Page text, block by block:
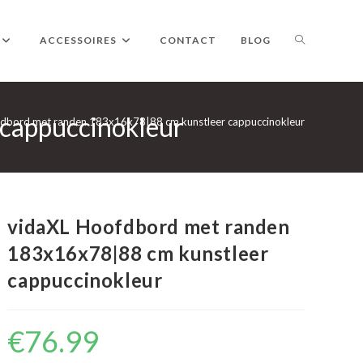
ACCESSOIRES CONTACT BLOG TOGGLE
WEBSITE
met randen 183x16x78|88 cm kunstleer cappuccinokleur
vidaXL Hoofdbord met randen
183x16x78|88 cm kunstleer
cappuccinokleur
€76.99